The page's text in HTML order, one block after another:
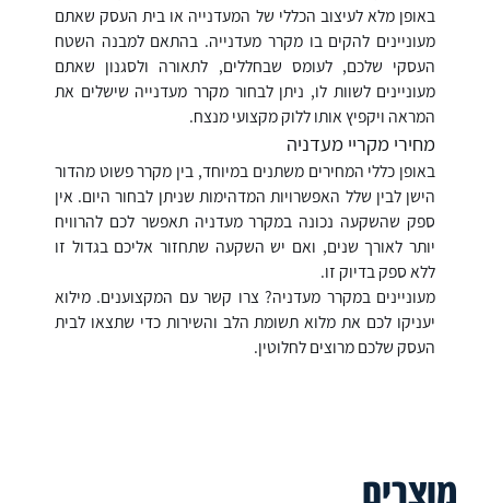
באופן מלא לעיצוב הכללי של המעדנייה או בית העסק שאתם
מעוניינים להקים בו מקרר מעדנייה. בהתאם למבנה השטח
העסקי שלכם, לעומס שבחללים, לתאורה ולסגנון שאתם
מעוניינים לשוות לו, ניתן לבחור מקרר מעדנייה שישלים את
המראה ויקפיץ אותו ללוק מקצועי מנצח.
מחירי מקריי מעדניה
באופן כללי המחירים משתנים במיוחד, בין מקרר פשוט מהדור
הישן לבין שלל האפשרויות המדהימות שניתן לבחור היום. אין
ספק שהשקעה נכונה במקרר מעדניה תאפשר לכם להרוויח
יותר לאורך שנים, ואם יש השקעה שתחזור אליכם בגדול זו
ללא ספק בדיוק זו.
מעוניינים במקרר מעדניה? צרו קשר עם המקצוענים. מילוא
יעניקו לכם את מלוא תשומת הלב והשירות כדי שתצאו לבית
העסק שלכם מרוצים לחלוטין.
מוצרים